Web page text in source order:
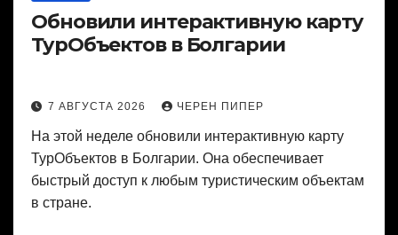
Обновили интерактивную карту
ТурОбъектов в Болгарии
7 АВГУСТА 2026 ЧЕРЕН ПИПЕР
На этой неделе обновили интерактивную карту
ТурОбъектов в Болгарии. Она обеспечивает
быстрый доступ к любым туристическим объектам
в стране.